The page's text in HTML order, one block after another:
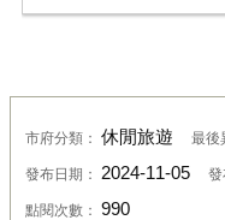
市府分類： 休閒旅遊 最後
發布日期： 2024-11-05 發
點閱次數： 990